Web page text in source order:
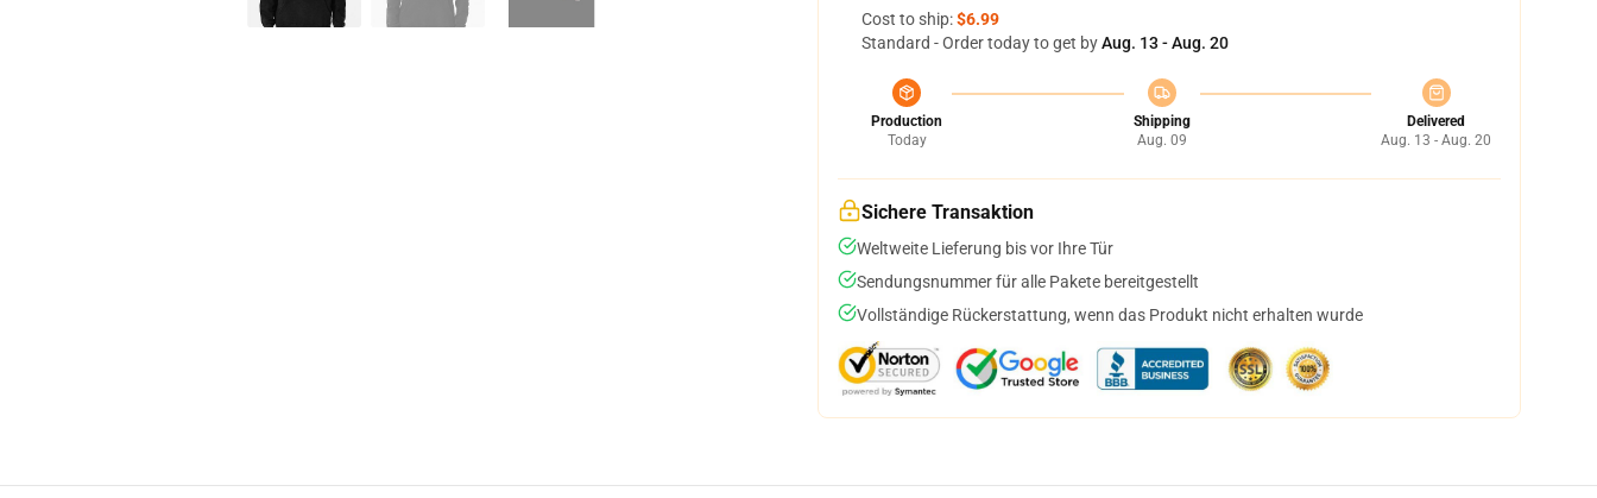
Cost to ship:$6.99
Standard - Order today to get byAug. 13 - Aug. 20
Production
Today
Shipping
Aug. 09
Delivered
Aug. 13 - Aug. 20
Sichere Transaktion
Weltweite Lieferung bis vor Ihre Tür
Sendungsnummer für alle Pakete bereitgestellt
Vollständige Rückerstattung, wenn das Produkt nicht erhalten wurde